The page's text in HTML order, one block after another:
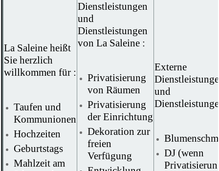
La Saleine heißt
Sie herzlich
willkommen für :
Taufen und
Kommunionen
Hochzeiten
Geburtstags
Mahlzeit am
Dienstleistungen
und
Dienstleistungen
von La Saleine :
Privatisierung
von Räumen
Privatisierung
der Einrichtung
Dekoration zur
freien
Verfügung
Externe
und
DJ (wenn